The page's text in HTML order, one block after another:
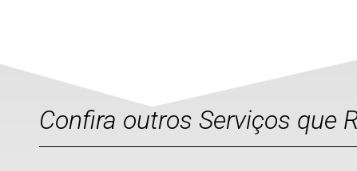
Confira outros Serviços que